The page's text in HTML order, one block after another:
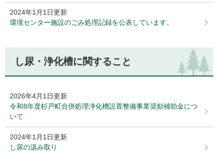
2024年1月1日更新
環境センター施設のごみ処理記録を公表しています。
し尿・浄化槽に関すること
2026年4月1日更新
令和8年度杉戸町合併処理浄化槽設置整備事業奨励補助金につ
いて
2024年1月1日更新
し尿の汲み取り